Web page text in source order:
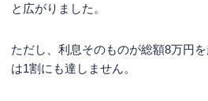
と広がりました。
ただし、利息そのものが総額8万円
は1割にも達しません。